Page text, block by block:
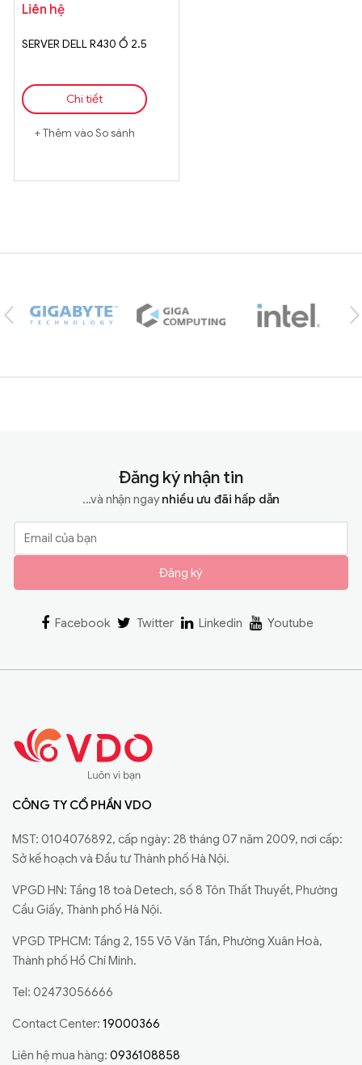
Liên hệ
SERVER DELL R430 Ổ 2.5
Chi tiết
Thêm vào So sánh
Đăng ký nhận tin
...và nhận ngaynhiều ưu đãi hấp dẫn
Đăng ký
Facebook Twitter Linkedin Youtube
CÔNG TY CỔ PHẦN VDO
MST: 0104076892, cấp ngày: 28 tháng 07 năm 2009, nơi cấp:
Sở kế hoạch và Đầu tư Thành phố Hà Nội.
VPGD HN: Tầng 18 toà Detech, số 8 Tôn Thất Thuyết, Phường
Cầu Giấy, Thành phố Hà Nội.
VPGD TPHCM: Tầng 2, 155 Võ Văn Tần, Phường Xuân Hoà,
Thành phố Hồ Chí Minh.
Tel: 02473056666
Contact Center: 19000366
Liên hệ mua hàng: 0936108858